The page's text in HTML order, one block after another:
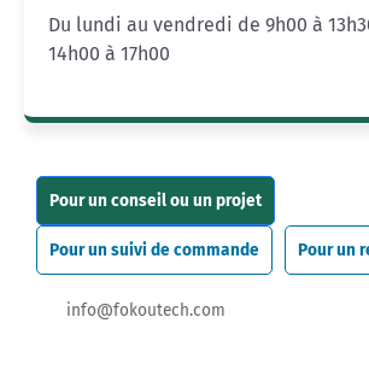
Du lundi au vendredi de 9h00 à
14h00 à 17h00
Pour un conseil ou un projet
Pour un suivi de commande Pour un
info@fokoutech.com